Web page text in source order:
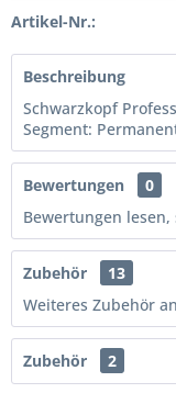
Artikel-Nr.:
Beschreibung
Schwarzkopf
Segment:
Bewertungen
0
Bewertungen
Zubehör
13
Weiteres Zubehör
Zubehör 2